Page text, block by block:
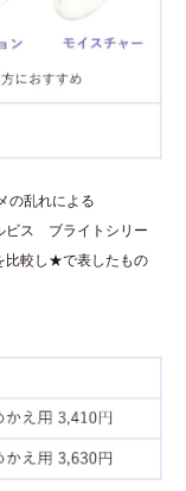
乱れによる
ビス ブライトシリー
較し★で表したもの